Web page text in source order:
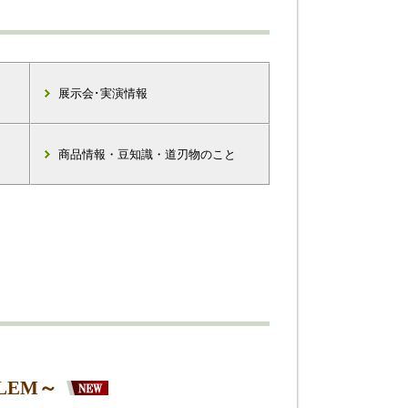
展示会･実演情報
商品情報・豆知識・道刃物のこと
～